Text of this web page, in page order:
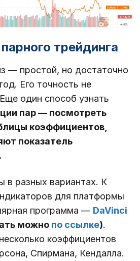
трейдинга
― простой, но достаточно
Его точность не
один способ узнать
пар ― посмотреть
коэффициентов,
показатель
в разных вариантах. К
для платформы
программа ― DaVinci
можно по ссылке).
коэффициентов
Спирмана, Кендалла.